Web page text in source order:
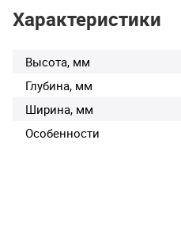
Характеристики
Высота, мм
Глубина, мм
Ширина, мм
Особенности